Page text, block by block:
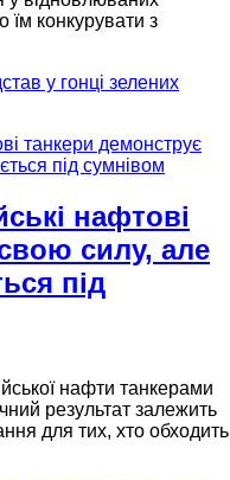
їм конкурувати з
у гонці зелених
нафтові
силу, але
під
нафти танкерами
результат залежить
для тих, хто обходить